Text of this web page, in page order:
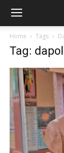
Home Tags
Tag: